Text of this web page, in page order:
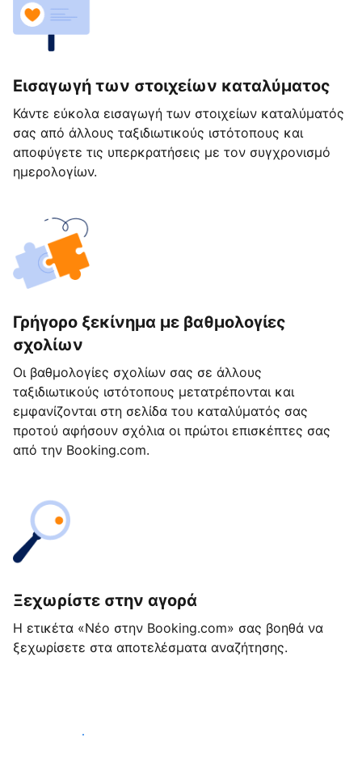
Εισαγωγή των στοιχείων καταλύματος
Κάντε εύκολα εισαγωγή των στοιχείων καταλύματός
σας από άλλους ταξιδιωτικούς ιστότοπους και
αποφύγετε τις υπερκρατήσεις με τον συγχρονισμό
ημερολογίων.
Γρήγορο ξεκίνημα με βαθμολογίες
σχολίων
Οι βαθμολογίες σχολίων σας σε άλλους
ταξιδιωτικούς ιστότοπους μετατρέπονται και
εμφανίζονται στη σελίδα του καταλύματός σας
προτού αφήσουν σχόλια οι πρώτοι επισκέπτες σας
από την Booking.com.
Ξεχωρίστε στην αγορά
Η ετικέτα «Νέο στην Booking.com» σας βοηθά να
ξεχωρίσετε στα αποτελέσματα αναζήτησης.
Ξεκινήστε σήμερα